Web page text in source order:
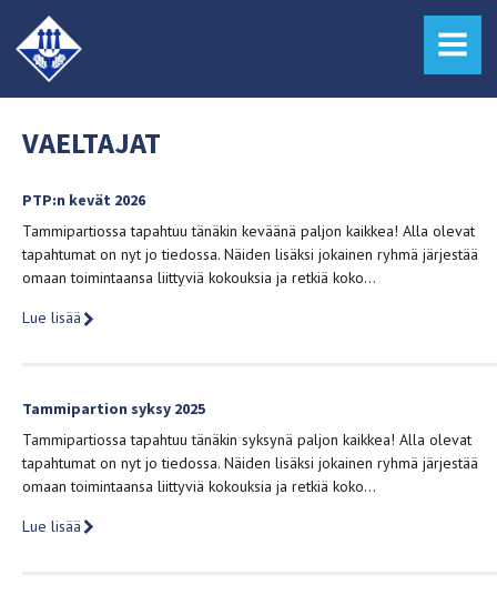
MENU
VAELTAJAT
PTP:n kevät 2026
Tammipartiossa tapahtuu tänäkin keväänä paljon kaikkea! Alla olevat
tapahtumat on nyt jo tiedossa. Näiden lisäksi jokainen ryhmä järjestää
omaan toimintaansa liittyviä kokouksia ja retkiä koko…
Lue lisää
Tammipartion syksy 2025
Tammipartiossa tapahtuu tänäkin syksynä paljon kaikkea! Alla olevat
tapahtumat on nyt jo tiedossa. Näiden lisäksi jokainen ryhmä järjestää
omaan toimintaansa liittyviä kokouksia ja retkiä koko…
Lue lisää